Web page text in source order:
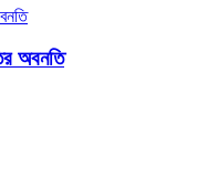
অবনতি